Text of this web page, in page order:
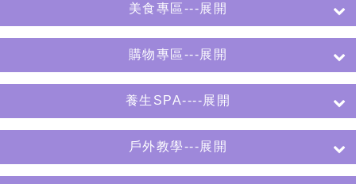
美食專區---展開
購物專區---展開
養生SPA----展開
戶外教學---展開